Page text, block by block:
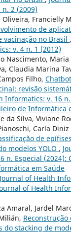
2 (2009)
Oliveira, Francielly
de
vacinação no Brasil ,
v. 4 n. 1 (2012)
Nascimento,
Claudia Marina
Filho,
revisão
Informatics: v. 16
de Informática
da Silva, Viviane
Carla Diniz
de
modelos YOLO ,
n. Especial (2024):
em Saúde
Journal of Health
of Health
Amaral, Jardel
do stacking de